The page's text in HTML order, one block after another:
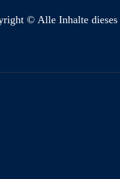
© Alle Inhalte dieses